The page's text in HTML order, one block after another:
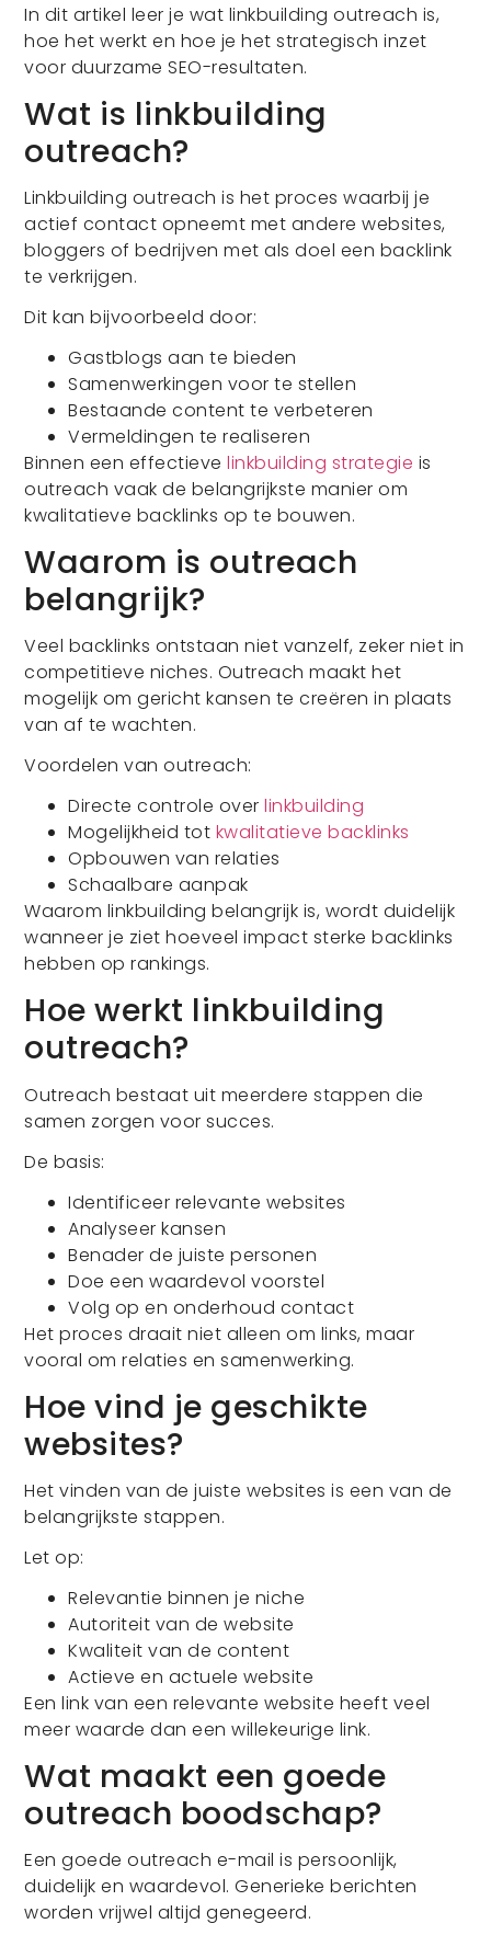
In dit artikel leer je wat linkbuilding outreach is,
hoe het werkt en hoe je het strategisch inzet
voor duurzame SEO-resultaten.
Wat is linkbuilding
outreach?
Linkbuilding outreach is het proces waarbij je
actief contact opneemt met andere websites,
bloggers of bedrijven met als doel een backlink
te verkrijgen.
Dit kan bijvoorbeeld door:
Gastblogs aan te bieden
Samenwerkingen voor te stellen
Bestaande content te verbeteren
Vermeldingen te realiseren
Binnen een effectievelinkbuilding strategie is
outreach vaak de belangrijkste manier om
kwalitatieve backlinks op te bouwen.
Waarom is outreach
belangrijk?
Veel backlinks ontstaan niet vanzelf, zeker niet in
competitieve niches. Outreach maakt het
mogelijk om gericht kansen te creëren in plaats
van af te wachten.
Voordelen van outreach:
Directe controle overlinkbuilding
Mogelijkheid tot kwalitatieve backlinks
Opbouwen van relaties
Schaalbare aanpak
Waarom linkbuilding belangrijk is, wordt duidelijk
wanneer je ziet hoeveel impact sterke backlinks
hebben op rankings.
Hoe werkt linkbuilding
outreach?
Outreach bestaat uit meerdere stappen die
samen zorgen voor succes.
De basis:
Identificeer relevante websites
Analyseer kansen
Benader de juiste personen
Doe een waardevol voorstel
Volg op en onderhoud contact
Het proces draait niet alleen om links, maar
vooral om relaties en samenwerking.
Hoe vind je geschikte
websites?
Het vinden van de juiste websites is een van de
belangrijkste stappen.
Let op:
Relevantie binnen je niche
Autoriteit van de website
Kwaliteit van de content
Actieve en actuele website
Een link van een relevante website heeft veel
meer waarde dan een willekeurige link.
Wat maakt een goede
outreach boodschap?
Een goede outreach e-mail is persoonlijk,
duidelijk en waardevol. Generieke berichten
worden vrijwel altijd genegeerd.